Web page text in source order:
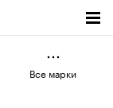
Все марки